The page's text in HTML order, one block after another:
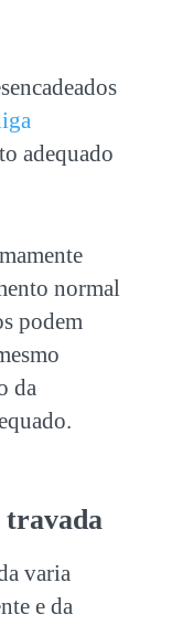
adequado
normal
podem
da
travada
varia
e da